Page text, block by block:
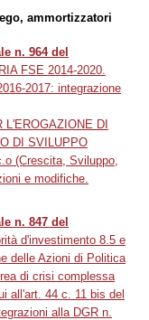
ammortizzatori
n. 964 del
FSE 2014-2020.
2017: integrazione
L'EROGAZIONE DI
DI SVILUPPO
(Crescita, Sviluppo,
e modifiche.
n. 847 del
d'investimento 8.5 e
delle Azioni di Politica
di crisi complessa
all'art. 44 c. 11 bis del
alla DGR n.